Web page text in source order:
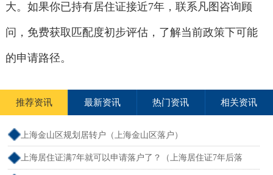
大。如果你已持有居住证接近7年，联系凡图咨询顾
问，免费获取匹配度初步评估，了解当前政策下可能
的申请路径。
推荐资讯 最新资讯 热门资讯 相关资讯
上海金山区规划居转户（上海金山区落户）
上海居住证满7年就可以申请落户了？（上海居住证7年后落